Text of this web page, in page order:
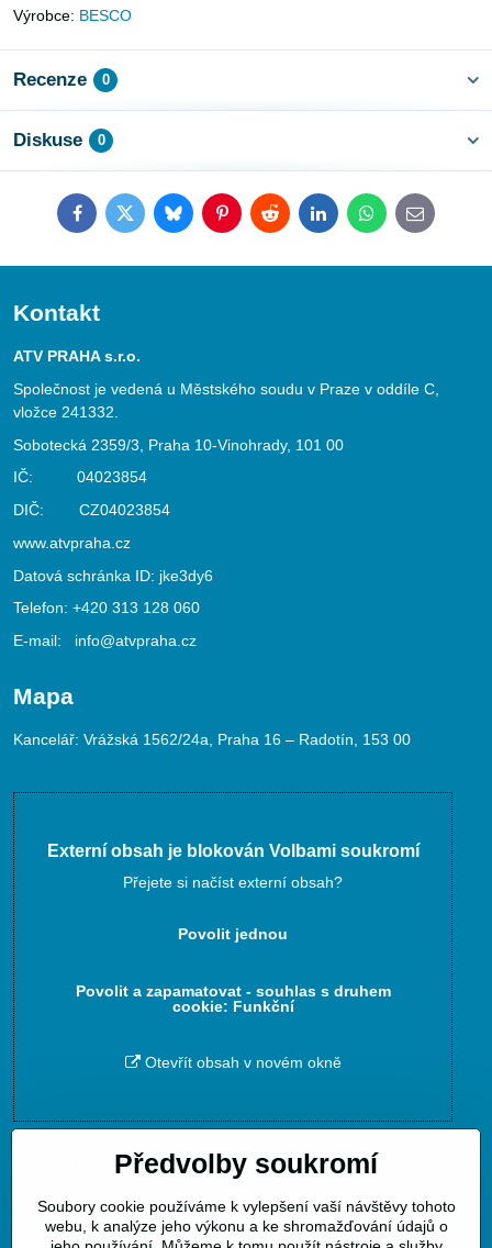
Výrobce: BESCO
Recenze 0
Diskuse 0
FacebookTwitterBlueskyPinterestRedditLinkedInWhatsApp
E-
mail
Kontakt
ATV PRAHA s.r.o.
Společnost je vedená u Městského soudu v Praze v oddíle C,
vložce 241332.
Sobotecká 2359/3, Praha 10-Vinohrady, 101 00
IČ: 04023854
DIČ: CZ04023854
www.atvpraha.cz
Datová schránka ID: jke3dy6
Telefon: +420 313 128 060
E-mail: info@atvpraha.cz
Mapa
Kancelář: Vrážská 1562/24a, Praha 16 – Radotín, 153 00
Externí obsah je blokován Volbami soukromí
Přejete si načíst externí obsah?
Povolit jednou
Povolit a zapamatovat - souhlas s druhem
cookie: Funkční
Otevřít obsah v novém okně
Zavoláme Vám zpět
Váš telefon*
Předvolby soukromí
Soubory cookie používáme k vylepšení vaší návštěvy tohoto
webu, k analýze jeho výkonu a ke shromažďování údajů o